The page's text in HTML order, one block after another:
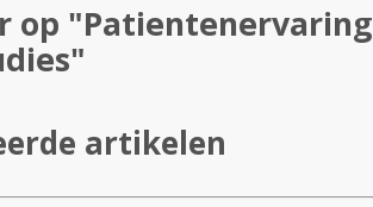
op
artikelen